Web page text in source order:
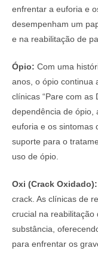
enfrentar a euforia e
desempenham um
e na reabilitação de
Ópio: Com uma
anos, o ópio continua
clínicas “Pare com as
dependência de ópio,
euforia e os sintomas
suporte para o
uso de ópio.
Oxi (Crack Oxidado):
crack. As clínicas de
crucial na reabilitação
substância,
para enfrentar os